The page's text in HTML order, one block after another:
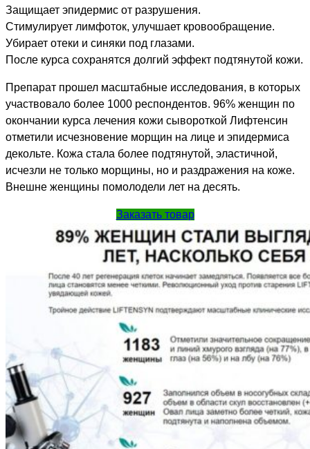
Защищает эпидермис от разрушения.
Стимулирует лимфоток, улучшает кровообращение.
Убирает отеки и синяки под глазами.
После курса сохранятся долгий эффект подтянутой кожи.
Препарат прошел масштабные исследования, в которых
участвовало более 1000 респондентов. 96% женщин по
окончании курса лечения кожи сывороткой Лифтенсин
отметили исчезновение морщин на лице и эпидермиса
декольте. Кожа стала более подтянутой, эластичной,
исчезли не только морщины, но и раздражения на коже.
Внешне женщины помолодели лет на десять.
Заказать товар